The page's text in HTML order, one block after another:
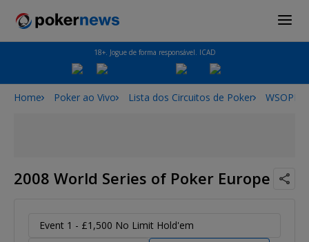
18+. Jogue de forma responsável. ICAD
Home Poker ao Vivo Lista dos Circuitos de Poker WSOPE
2008 World Series of Poker Europe
Event 1 - £1,500 No Limit Hold'em